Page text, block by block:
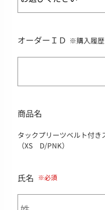
オーダーＩＤ ※購入履歴
商品名
タックプリーツベルト付き
（XS D/PNK）
氏名